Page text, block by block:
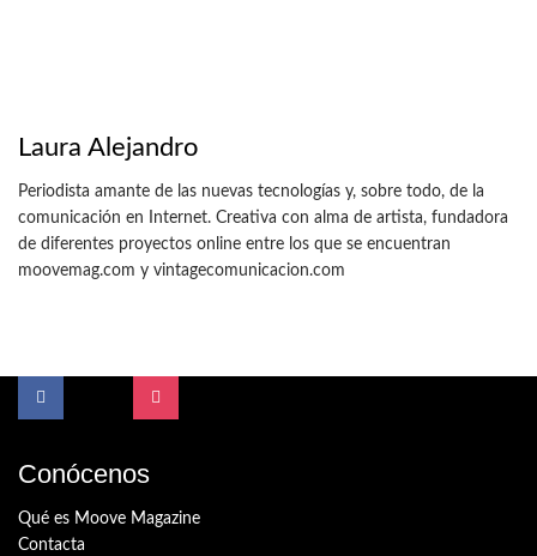
Laura Alejandro
Periodista amante de las nuevas tecnologías y, sobre todo, de la
comunicación en Internet. Creativa con alma de artista, fundadora
de diferentes proyectos online entre los que se encuentran
moovemag.com y vintagecomunicacion.com
Conócenos
Qué es Moove Magazine
Contacta